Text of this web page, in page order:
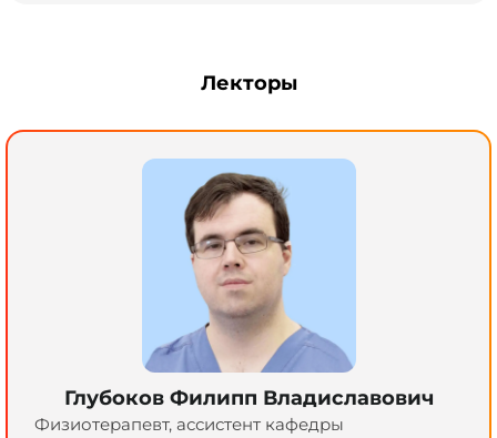
Лекторы
Глубоков Филипп Владиславович
Физиотерапевт, ассистент кафедры